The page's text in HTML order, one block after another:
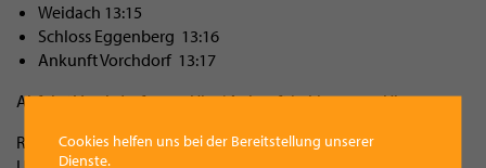
Weidach 13:15
Schloss Eggenberg 13:16
Ankunft Vorchdorf 13:17
Abfahrt Vorchdorf 13:40 Uhr / Ankunft in Linz 14:36 Uhr
Rückfahrt ab Linz um 21:58 Uhr / Ankunft in Vorchdorf 22:53
Cookies helfen uns bei der Bereitstellung unserer
Dienste.